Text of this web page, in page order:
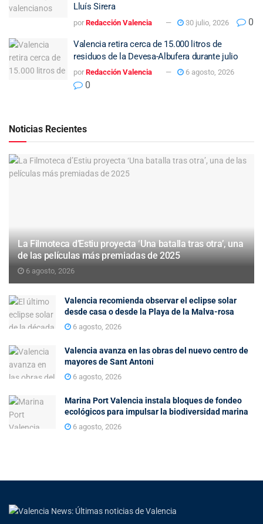
Lluís Sirera
por Redacción Valencia 30 julio, 2026 0
Valencia retira cerca de 15.000 litros de
residuos de la Devesa-Albufera durante julio
por Redacción Valencia 6 agosto, 2026
0
Noticias Recientes
La Filmoteca d’Estiu proyecta ‘Una batalla tras otra’, una
de las películas más premiadas de 2025
6 agosto, 2026
Valencia recomienda observar el eclipse solar
desde casa o desde la Playa de la Malva-rosa
6 agosto, 2026
Valencia avanza en las obras del nuevo centro de
mayores de Sant Antoni
6 agosto, 2026
Marina Port Valencia instala bloques de fondeo
ecológicos para impulsar la biodiversidad marina
6 agosto, 2026